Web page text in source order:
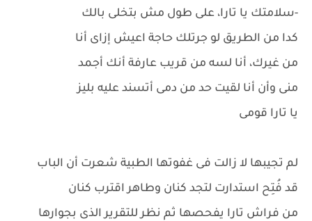
-سلامتك يا تارا، على طول مش بتخلى بالك
كدا من الطريق لو جرتلك حاجة اعيش إزاى أنا
من غيرك، أنا لسه من قريب عارفة أنك أجمد
منى وأن أنا لقيت حد من دمى أتسند عليه بليز
يا تارا قومى
لم تجيبها لا زالت فى غفوتها الطبية شعرت أن الباب
قد فُتِح استدارت لتجد كنان وطاهر اقترب كنان
من فراش تارا يفحصها ثم نظر للتقرير الذى بجوارها